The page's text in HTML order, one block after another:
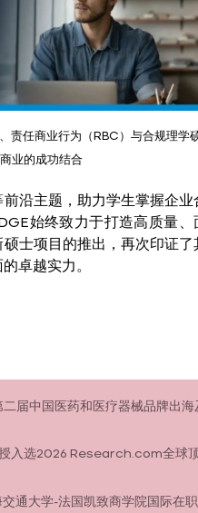
责任商业行为（RBC）与合规理学
业的成功结合
沿主题，助力学生掌握企业
始终致力于打造高质量、
士项目的推出，再次印证了
卓越实力。
二届中国医药和医疗器械品牌出海
入选2026 Research.com全球
通大学-法国凯致商学院国际在职